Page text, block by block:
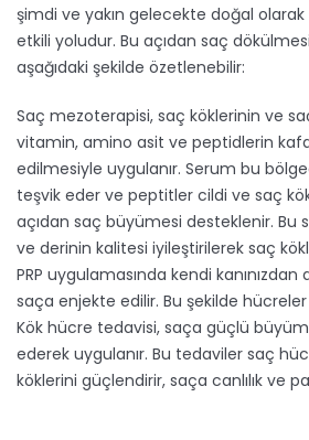
şimdi ve yakın gelecekte doğal
etkili yoludur. Bu açıdan saç
aşağıdaki şekilde özetlenebilir:
Saç mezoterapisi, saç köklerinin ve
vitamin, amino asit ve peptidlerin
edilmesiyle uygulanır. Serum bu
teşvik eder ve peptitler cildi ve saç
açıdan saç büyümesi desteklenir. Bu
ve derinin kalitesi iyileştirilerek saç
PRP uygulamasında kendi
saça enjekte edilir. Bu şekilde hücreler
Kök hücre tedavisi, saça güçlü
ederek uygulanır. Bu tedaviler saç
köklerini güçlendirir, saça canlılık ve